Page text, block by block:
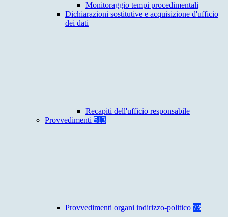
Monitoraggio tempi procedimentali
Dichiarazioni sostitutive e acquisizione d'ufficio
dei dati
Recapiti dell'ufficio responsabile
Provvedimenti 513
Provvedimenti organi indirizzo-politico 73